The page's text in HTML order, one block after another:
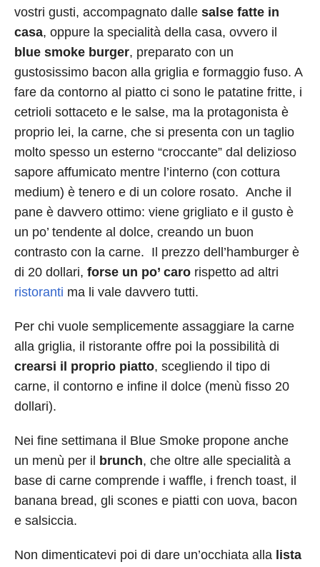
vostri gusti, accompagnato dalle salse fatte in
casa, oppure la specialità della casa, ovvero il
blue smoke burger, preparato con un
gustosissimo bacon alla griglia e formaggio fuso. A
fare da contorno al piatto ci sono le patatine fritte, i
cetrioli sottaceto e le salse, ma la protagonista è
proprio lei, la carne, che si presenta con un taglio
molto spesso un esterno “croccante” dal delizioso
sapore affumicato mentre l’interno (con cottura
medium) è tenero e di un colore rosato. Anche il
pane è davvero ottimo: viene grigliato e il gusto è
un po’ tendente al dolce, creando un buon
contrasto con la carne. Il prezzo dell’hamburger è
di 20 dollari, forse un po’ caro rispetto ad altri
ristoranti ma li vale davvero tutti.
Per chi vuole semplicemente assaggiare la carne
alla griglia, il ristorante offre poi la possibilità di
crearsi il proprio piatto, scegliendo il tipo di
carne, il contorno e infine il dolce (menù fisso 20
dollari).
Nei fine settimana il Blue Smoke propone anche
un menù per il
brunch, che oltre alle specialità a
base di carne comprende i waffle, i french toast, il
banana bread, gli scones e piatti con uova, bacon
e salsiccia.
Non dimenticatevi poi di dare un’occhiata alla lista